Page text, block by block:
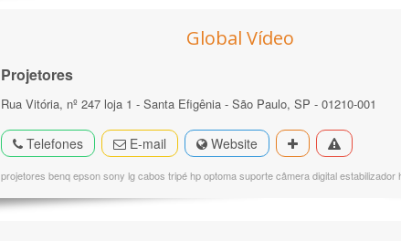
Global Vídeo
Projetores
Rua Vitória, nº 247 loja 1 - Santa Efigênia - São Paulo, SP - 01210-001
Telefones E-mail Website
projetores benq epson sony lg cabos tripé hp optoma suporte câmera digital